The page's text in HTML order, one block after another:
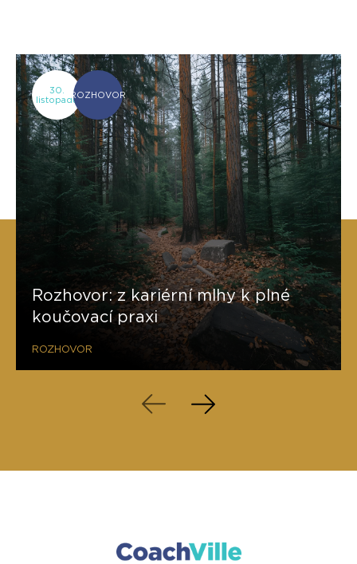
30.
listopaduROZHOVOR
Rozhovor: z kariérní mlhy k plné
koučovací praxi
ROZHOVOR